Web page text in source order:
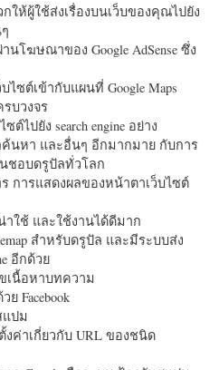
ให้ผู้ใช้ส่งเรื่องบนเว็บของคุณไปยัง
นโฆษณาของ Google AdSense ซึ่ง
ไซต์เข้ากับแผนที่ Google Maps
บวงจร
ต์ไปยัง search engine อย่าง
นหา และอื่นๆ อีกมากมาย กับการ
ชอบดรูปัลทั่วโลก
การแสดงผลของหน้าตาเว็บไซต์
ใช้ และใช้งานได้ดีมาก
สำหรับดรูปัล และมีระบบส่ง
อีกด้วย
เนื้อหาบทความ
ย Facebook
แปม
ค่าเกี่ยวกับ URL ของชนิด